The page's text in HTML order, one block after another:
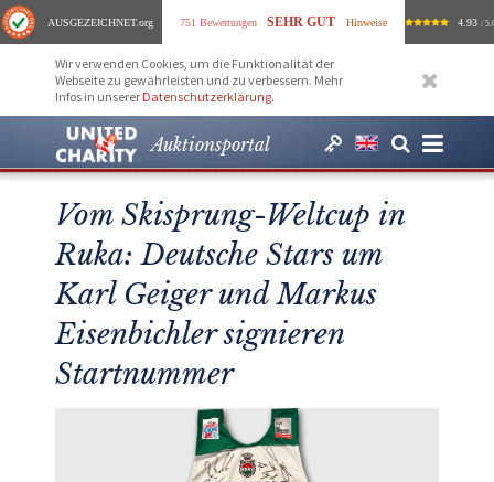
AUSGEZEICHNET.org 751 Bewertungen SEHR GUT Hinweise 4.93 /
Wir verwenden Cookies, um die Funktionalität der
Webseite zu gewährleisten und zu verbessern. Mehr
Infos in unserer Datenschutzerklärung.
Auktionsportal
Vom Skisprung-Weltcup in
Ruka: Deutsche Stars um
Karl Geiger und Markus
Eisenbichler signieren
Startnummer